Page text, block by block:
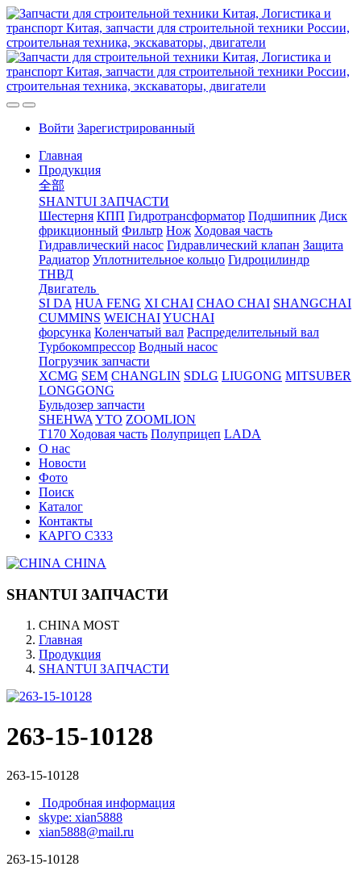
Войти Зарегистрированный
Главная
Продукция
全部
SHANTUI ЗАПЧАСТИ
Шестерня КПП Гидротрансформатор Подшипник Диск
фрикционный Фильтр Нож Ходовая часть
Гидравлический насос Гидравлический клапан Защита
Радиатор Уплотнительное кольцо Гидроцилиндр
ТНВД
Двигатель
SI DA HUA FENG XI CHAI CHAO CHAI SHANGCHAI
CUMMINS WEICHAIYUCHAI
форсунка Коленчатый вал Распределительный вал
Турбокомпрессор Водный насос
Погрузчик запчасти
XCMG SEM CHANGLIN SDLG LIUGONG MITSUBER
LONGGONG
Бульдозер запчасти
SHEHWA YTO ZOOMLION
T170 Ходовая часть Полуприцеп LADA
О нас
Новости
Фото
Поиск
Каталог
Контакты
КАРГО С333
CHINA
SHANTUI ЗАПЧАСТИ
CHINA MOST
Главная
Продукция
SHANTUI ЗАПЧАСТИ
263-15-10128
263-15-10128
Подробная информация
skype: xian5888
xian5888@mail.ru
263-15-10128